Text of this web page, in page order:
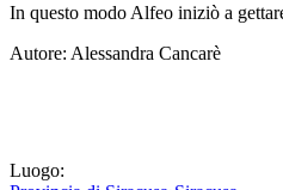
In questo modo Alfeo iniziò a
Autore: Alessandra Cancarè
Luogo: